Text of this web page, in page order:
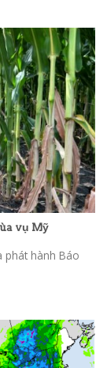
vụ Mỹ
phát hành Báo